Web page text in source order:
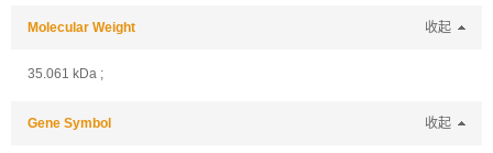
Molecular Weight 收起
35.061 kDa ;
Gene Symbol 收起